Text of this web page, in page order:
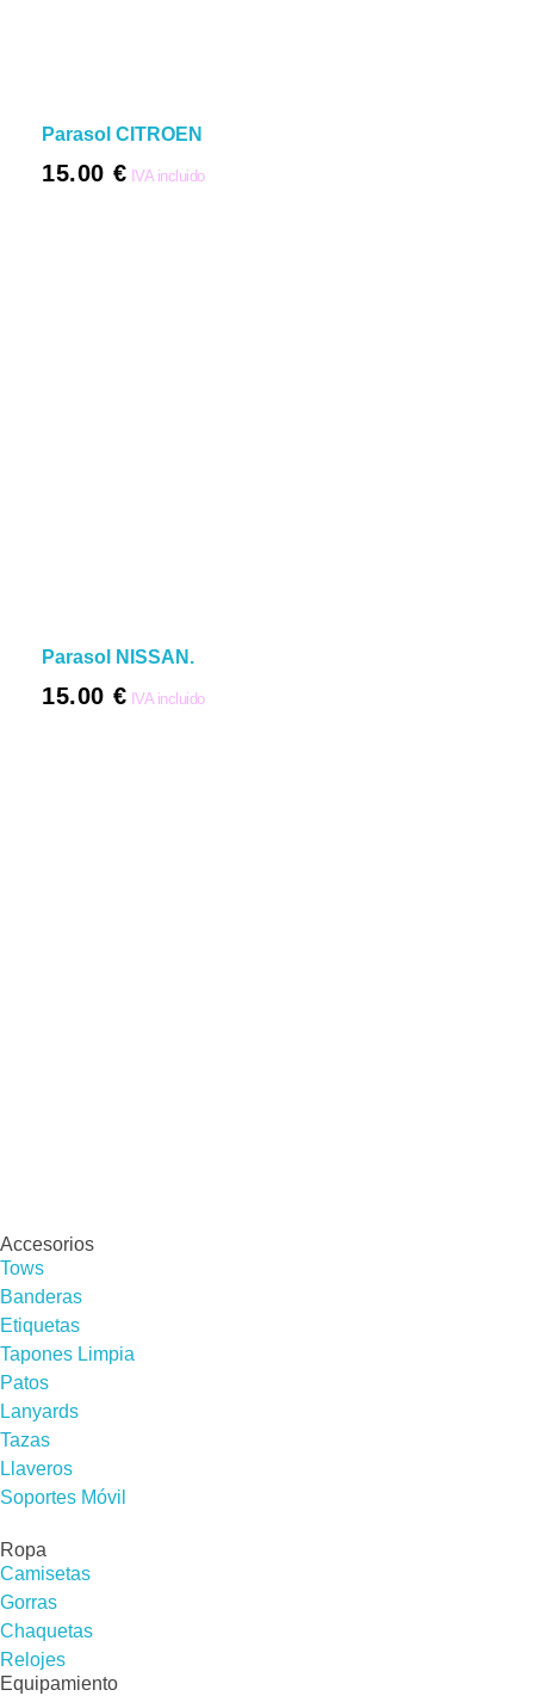
Parasol CITROEN
15.00 € IVA incluido
Parasol NISSAN.
15.00 € IVA incluido
Accesorios
Tows
Banderas
Etiquetas
Tapones Limpia
Patos
Lanyards
Tazas
Llaveros
Soportes Móvil
Ropa
Camisetas
Gorras
Chaquetas
Relojes
Equipamiento